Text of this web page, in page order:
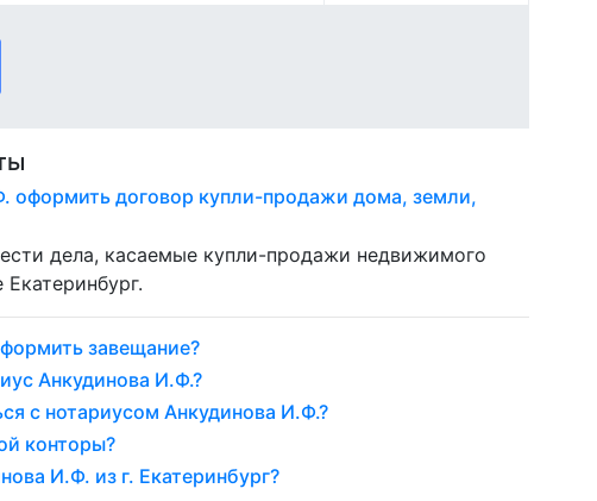
оформить договор купли-продажи дома, земли,
дела, касаемые купли-продажи недвижимого
завещание?
Анкудинова И.Ф.?
с нотариусом Анкудинова И.Ф.?
конторы?
И.Ф. из г. Екатеринбург?